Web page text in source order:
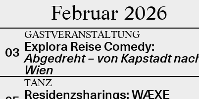
Februar 2026
03
GASTVERANSTALTUNG
Explora Reise Comedy:
Abgedreht – von Kapstadt
Wien
TANZ
Residenzsharings: WÆXE